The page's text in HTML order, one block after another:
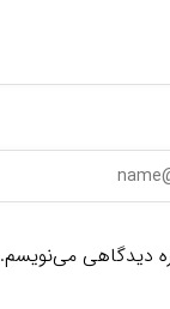
دیدگاهی می‌نویسم.